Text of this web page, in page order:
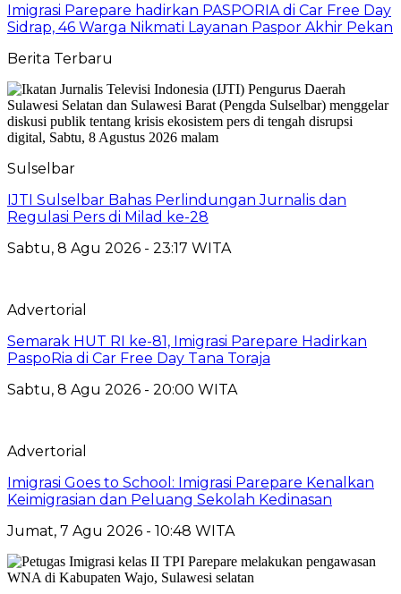
Imigrasi Parepare hadirkan PASPORIA di Car Free Day
Sidrap, 46 Warga Nikmati Layanan Paspor Akhir Pekan
Berita Terbaru
Sulselbar
IJTI Sulselbar Bahas Perlindungan Jurnalis dan
Regulasi Pers di Milad ke-28
Sabtu, 8 Agu 2026 - 23:17 WITA
Advertorial
Semarak HUT RI ke-81, Imigrasi Parepare Hadirkan
PaspoRia di Car Free Day Tana Toraja
Sabtu, 8 Agu 2026 - 20:00 WITA
Advertorial
Imigrasi Goes to School: Imigrasi Parepare Kenalkan
Keimigrasian dan Peluang Sekolah Kedinasan
Jumat, 7 Agu 2026 - 10:48 WITA